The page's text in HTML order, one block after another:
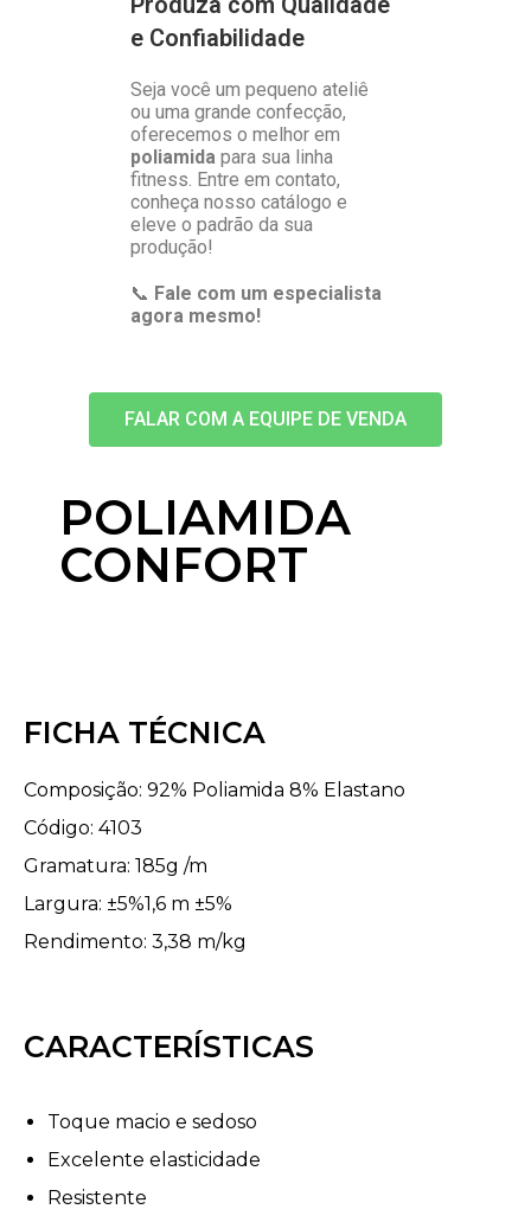
e Confiabilidade
Seja você um pequeno ateliê
ou uma grande confecção,
oferecemos o melhor em
poliamida para sua linha
fitness. Entre em contato,
conheça nosso catálogo e
eleve o padrão da sua
produção!
📞 Fale com um especialista
agora mesmo!
FALAR COM A EQUIPE DE VENDA
POLIAMIDA
CONFORT
FICHA TÉCNICA
Composição: 92% Poliamida 8% Elastano
Código: 4103
Gramatura: 185g /m
Largura: ±5%1,6 m ±5%
Rendimento: 3,38 m/kg
CARACTERÍSTICAS
Toque macio e sedoso
Excelente elasticidade
Resistente